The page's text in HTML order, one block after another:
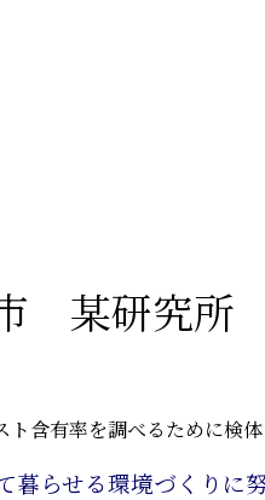
某研究所
含有率を調べるために検体
暮らせる環境づくりに